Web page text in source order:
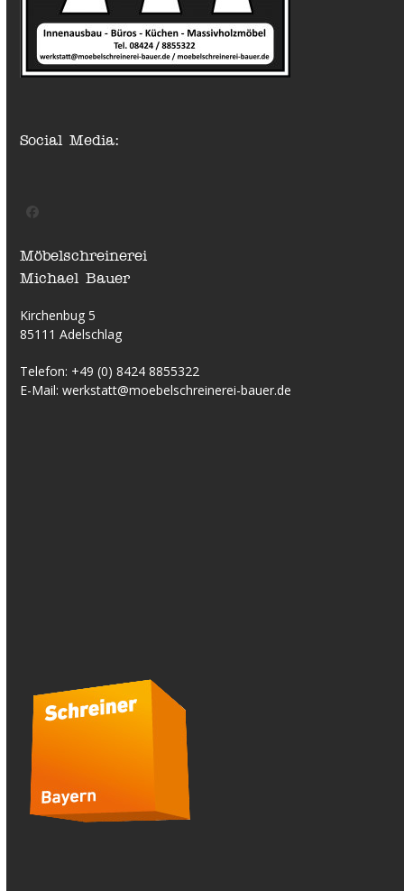
Social Media:
Möbelschreinerei
Michael Bauer
Kirchenbug 5
85111 Adelschlag
Telefon: +49 (0) 8424 8855322
E-Mail:werkstatt@moebelschreinerei-bauer.de